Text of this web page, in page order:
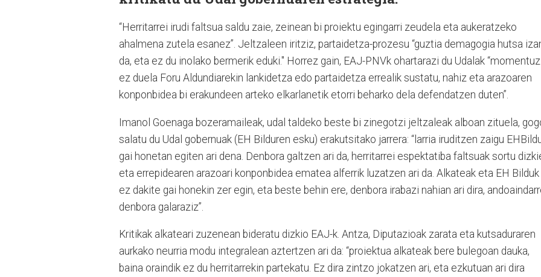
“Herritarrei irudi faltsua saldu zaie, zeinean bi proiektu egingarri zeudela eta aukeratzeko
ahalmena zutela esanez”. Jeltzaleen iritziz, partaidetza-prozesu “guztia demagogia hutsa
da, eta ez du inolako bermerik eduki." Horrez gain, EAJ-PNVk ohartarazi du Udalak “momentuz
ez duela Foru Aldundiarekin lankidetza edo partaidetza errealik sustatu, nahiz eta arazoaren
konponbidea bi erakundeen arteko elkarlanetik etorri beharko dela defendatzen duten”.
Imanol Goenaga bozeramaileak, udal taldeko beste bi zinegotzi jeltzaleak alboan zituela,
salatu du Udal gobernuak (EH Bilduren esku) erakutsitako jarrera: “larria iruditzen zaigu
gai honetan egiten ari dena. Denbora galtzen ari da, herritarrei espektatiba faltsuak sortu
eta errepidearen arazoari konponbidea ematea alferrik luzatzen ari da. Alkateak eta EH Bilduk
ez dakite gai honekin zer egin, eta beste behin ere, denbora irabazi nahian ari dira,
denbora galaraziz”.
Kritikak alkateari zuzenean bideratu dizkio EAJ-k. Antza, Diputazioak zarata eta kutsaduraren
aurkako neurria modu integralean aztertzen ari da: “proiektua alkateak bere bulegoan dauka,
baina oraindik ez du herritarrekin partekatu. Ez dira zintzo jokatzen ari, eta ezkutuan ari dira